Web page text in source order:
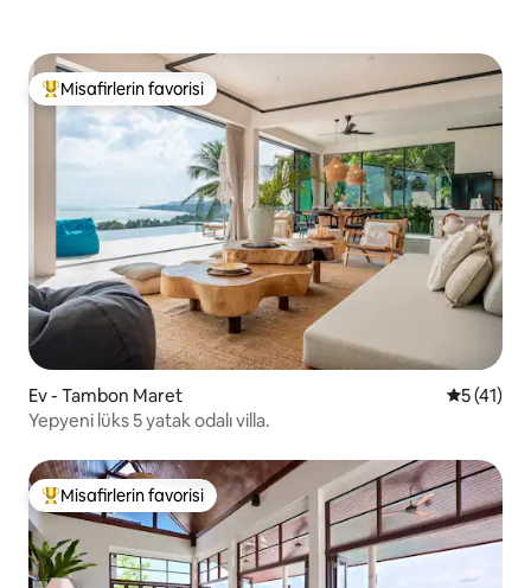
Misafirlerin favorilerinden en beğenilenler arasında
Misafirlerin favorisi
Ev - Tambon Maret 55 (41)
Yepyeni lüks 5 yatak odalı villa.
Misafirlerin favorilerinden en beğenilenler arasında
Misafirlerin favorisi